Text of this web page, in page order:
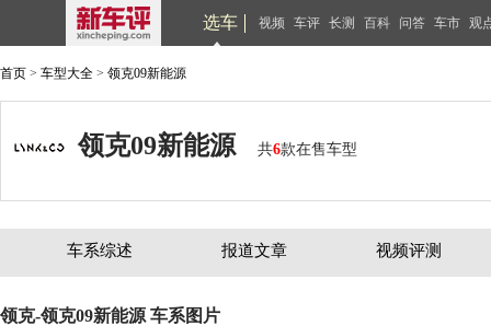
选车 视频 车评 长测 百科 问答 车市 观
首页 > 车型大全 > 领克09新能源
领克09新能源 共6款在售车型
车系综述 报道文章 视频评测
领克-领克09新能源 车系图片